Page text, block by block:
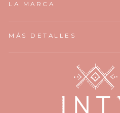
LA MARCA
MÁS DETALLES